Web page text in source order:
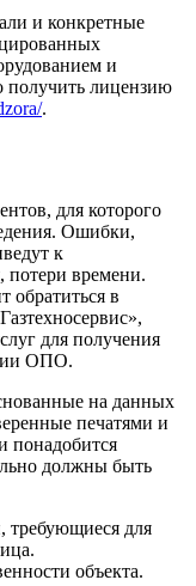
и конкретные
и
получить лицензию
.
для которого
Ошибки,
к
потери времени.
обратиться в
для получения
ОПО.
на данных
печатями и
понадобится
должны быть
требующиеся для
объекта.